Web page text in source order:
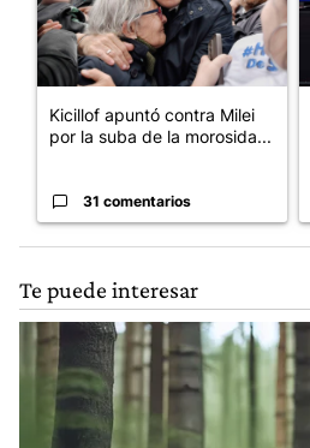
Kicillof apuntó contra Milei
por la suba de la morosida...
31 comentarios